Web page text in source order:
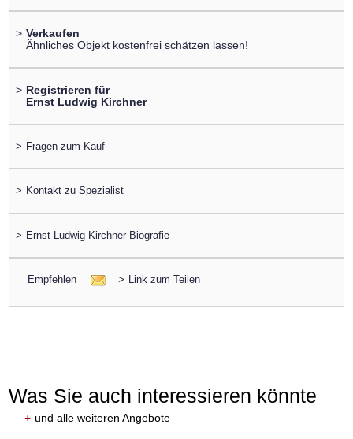
> Verkaufen
Ähnliches Objekt kostenfrei schätzen lassen!
> Registrieren für
Ernst Ludwig Kirchner
> Fragen zum Kauf
> Kontakt zu Spezialist
> Ernst Ludwig Kirchner Biografie
Empfehlen > Link zum Teilen
Was Sie auch interessieren könnte
+ und alle weiteren Angebote